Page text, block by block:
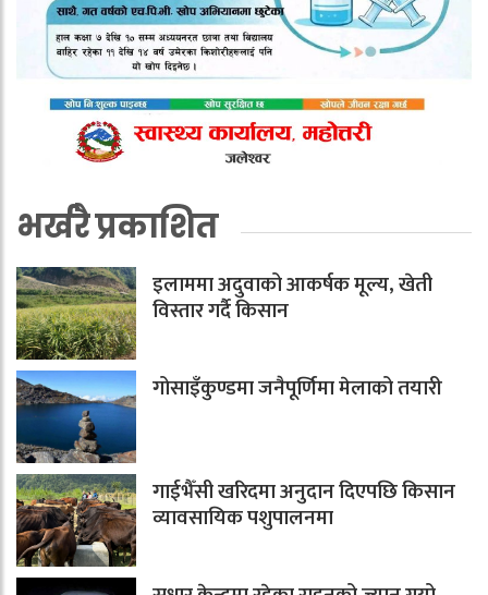
भर्खरै प्रकाशित
इलाममा अदुवाको आकर्षक मूल्य, खेती
विस्तार गर्दै किसान
गोसाइँकुण्डमा जनैपूर्णिमा मेलाको तयारी
गाईभैँसी खरिदमा अनुदान दिएपछि किसान
व्यावसायिक पशुपालनमा